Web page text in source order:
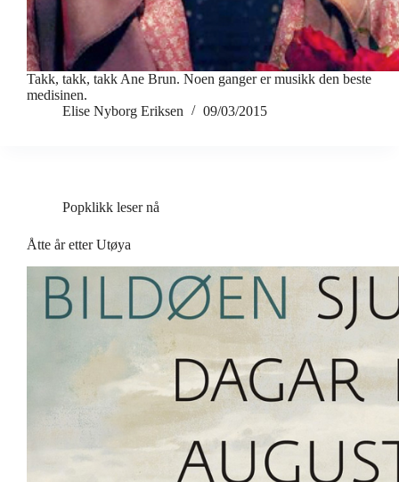
Takk, takk, takk Ane Brun. Noen ganger er musikk den beste
medisinen.
Elise Nyborg Eriksen
09/03/2015
Popklikk leser nå
Åtte år etter Utøya